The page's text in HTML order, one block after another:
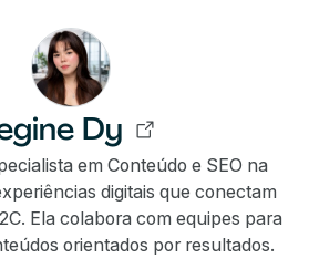
Dy
em Conteúdo e SEO na
digitais que conectam
Ela colabora com equipes para
orientados por resultados.